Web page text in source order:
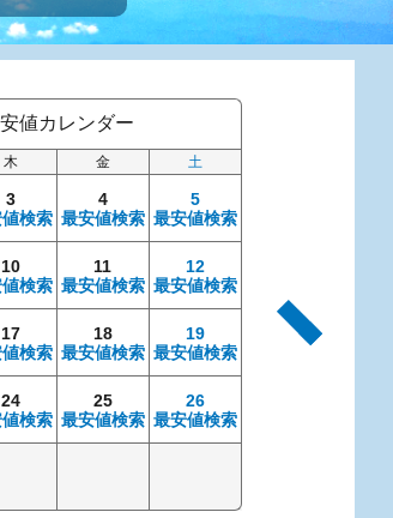
値カレンダー
木 金 土
3
検索
4
最安値検索
5
最安値検索
10
検索
11
最安値検索
12
最安値検索
17
検索
18
最安値検索
19
最安値検索
24
検索
25
最安値検索
26
最安値検索
11
最安値検索